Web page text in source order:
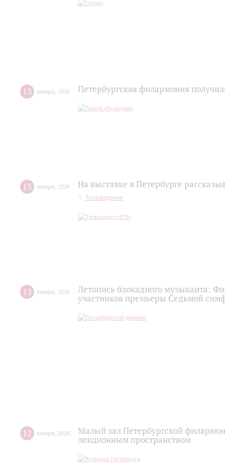
13 января 2026 Петербургская филармония
13 января 2026 На выставке в Петербурге
Телевидение
13 января 2026
Летопись блокадного музыканта:
участников премьеры Седьмой
12 января 2026
Малый зал Петербургской
лекционным пространством